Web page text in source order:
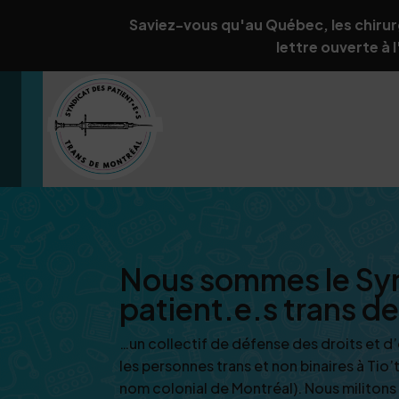
Saviez-vous qu'au Québec, les
lettre ouverte à
Nous sommes le
patient.e.s trans
…un collectif de défense des droits et
les personnes trans et non binaires à
nom colonial de Montréal). Nous